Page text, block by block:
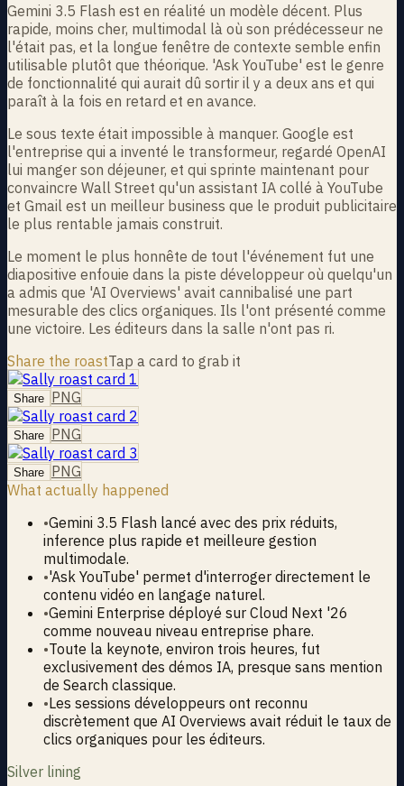
Gemini 3.5 Flash est en réalité un modèle décent. Plus
rapide, moins cher, multimodal là où son prédécesseur ne
l'était pas, et la longue fenêtre de contexte semble enfin
utilisable plutôt que théorique. 'Ask YouTube' est le genre
de fonctionnalité qui aurait dû sortir il y a deux ans et qui
paraît à la fois en retard et en avance.
Le sous texte était impossible à manquer. Google est
l'entreprise qui a inventé le transformeur, regardé OpenAI
lui manger son déjeuner, et qui sprinte maintenant pour
convaincre Wall Street qu'un assistant IA collé à YouTube
et Gmail est un meilleur business que le produit publicitaire
le plus rentable jamais construit.
Le moment le plus honnête de tout l'événement fut une
diapositive enfouie dans la piste développeur où quelqu'un
a admis que 'AI Overviews' avait cannibalisé une part
mesurable des clics organiques. Ils l'ont présenté comme
une victoire. Les éditeurs dans la salle n'ont pas ri.
Share the roastTap a card to grab it
Share PNG
Share PNG
Share PNG
What actually happened
•Gemini 3.5 Flash lancé avec des prix réduits,
inference plus rapide et meilleure gestion
multimodale.
•'Ask YouTube' permet d'interroger directement le
contenu vidéo en langage naturel.
•Gemini Enterprise déployé sur Cloud Next '26
comme nouveau niveau entreprise phare.
•Toute la keynote, environ trois heures, fut
exclusivement des démos IA, presque sans mention
de Search classique.
•Les sessions développeurs ont reconnu
discrètement que AI Overviews avait réduit le taux de
clics organiques pour les éditeurs.
Silver lining